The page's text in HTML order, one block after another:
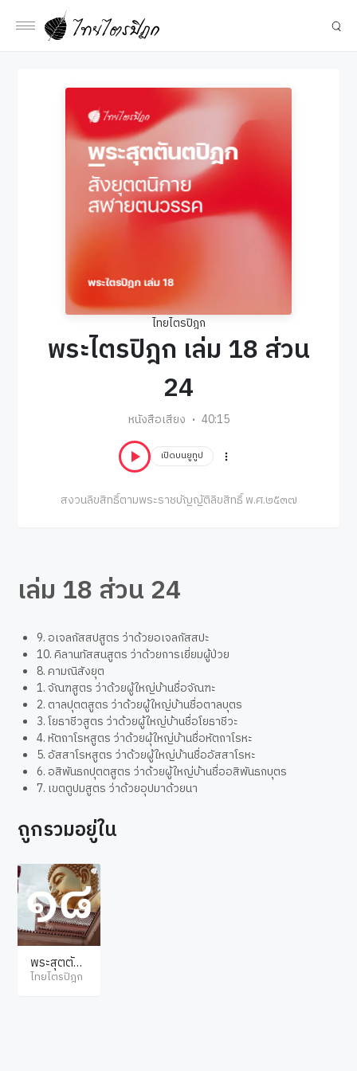
ไทยไตรปิฎก
พระไตรปิฎก เล่ม 18 ส่วน
24
หนังสือเสียง 40:15
เปิดบนยูทูป
สงวนลิขสิทธิ์ตามพระราชบัญญัติลิขสิทธิ์ พ.ศ.๒๕๓๗
เล่ม 18 ส่วน 24
9. อเจลกัสสปสูตร ว่าด้วยอเจลกัสสปะ
10. คิลานทัสสนสูตร ว่าด้วยการเยี่ยมผู้ป่วย
8. คามณิสังยุต
1. จัณฑสูตร ว่าด้วยผู้ใหญ่บ้านชื่อจัณฑะ
2. ตาลปุตตสูตร ว่าด้วยผู้ใหญ่บ้านชื่อตาลบุตร
3. โยธาชีวสูตร ว่าด้วยผู้ใหญ่บ้านชื่อโยธาชีวะ
4. หัตถาโรหสูตร ว่าด้วยผุ้ใหญ่บ้านชื่อหัตถาโรหะ
5. อัสสาโรหสูตร ว่าด้วยผู้ใหญ่บ้านชื่ออัสสาโรหะ
6. อสิพันธกปุตตสูตร ว่าด้วยผู้ใหญ่บ้านชื่ออสิพันธกบุตร
7. เขตตูปมสูตร ว่าด้วยอุปมาด้วยนา
ถูกรวมอยู่ใน
พระสุตตัน
ตปิฎก สังยุ
ไทยไตรปิฎก